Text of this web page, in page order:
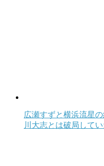
広瀬すずと横浜流星
川大志とは破局してい